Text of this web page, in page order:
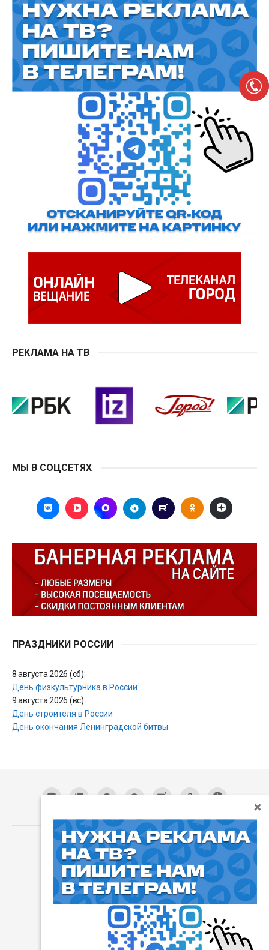
РЕКЛАМА НА ТВ
МЫ В СОЦСЕТЯХ
ПРАЗДНИКИ РОССИИ
8 августа 2026 (сб):
День физкультурника в России
9 августа 2026 (вс):
День строителя в России
День окончания Ленинградской битвы